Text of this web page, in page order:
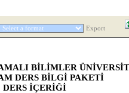
Export
BİLİMLER
DERS BİLGİ PAKETİ
DERS İÇERİĞİ